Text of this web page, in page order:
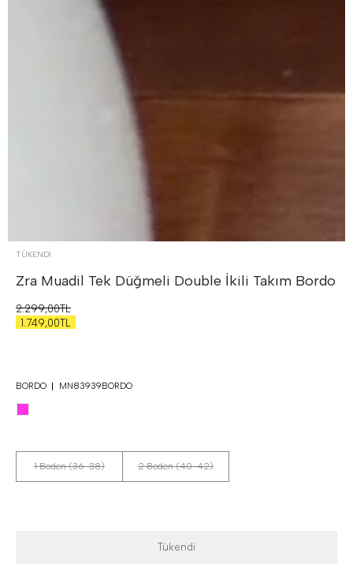
TÜKENDI
Zra Muadil Tek Düğmeli Double İkili Takım Bordo
2.299,00TL
1.749,00TL
BORDO MN83939BORDO
1 Beden (36-38) 2 Beden (40-42)
Tükendi